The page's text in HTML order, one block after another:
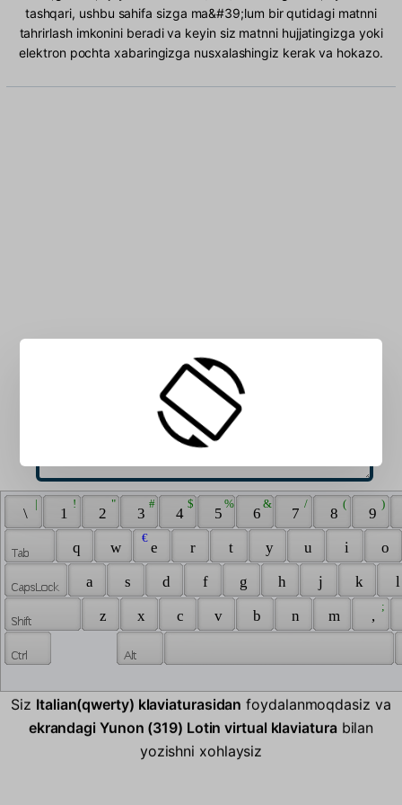
tashqari, ushbu sahifa sizga ma&#39;lum bir qutidagi matnni
tahrirlash imkonini beradi va keyin siz matnni hujjatingizga yoki
elektron pochta xabaringizga nusxalashingiz kerak va hokazo.
Maydonga Yunon (319) Lotin ta belgi kiriting:
\
|
1
!
2
"
3
#
4
$
5
%
6
&
7
/
8
(
9
)
q w e
€
r t y u i
o
a
s d f g h j k
z
x c v b n m ,
;
Siz Italian(qwerty) klaviaturasidan foydalanmoqdasiz va
ekrandagi Yunon (319) Lotin virtual klaviaturabilan
yozishni xohlaysiz